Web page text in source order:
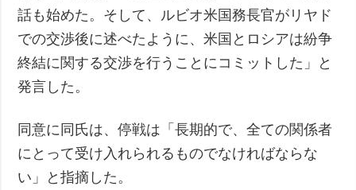
話も始めた。そして、ルビオ米国務長官がリヤド
での交渉後に述べたように、米国とロシアは紛争
終結に関する交渉を行うことにコミットした」と
発言した。
同意に同氏は、停戦は「長期的で、全ての関係者
にとって受け入れられるものでなければならな
い」と指摘した。